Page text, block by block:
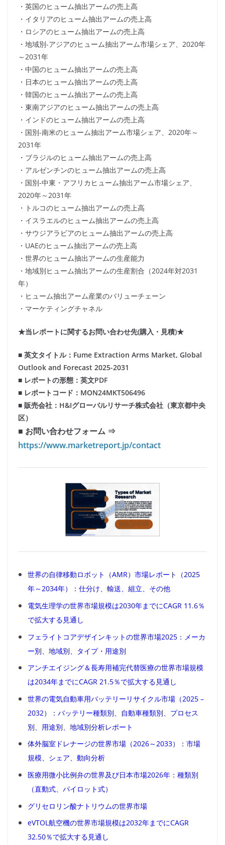
・英国のヒューム抽出アームの売上高
・イタリアのヒューム抽出アームの売上高
・ロシアのヒューム抽出アームの売上高
・地域別-アジアのヒューム抽出アーム市場シェア、2020年
～2031年
・中国のヒューム抽出アームの売上高
・日本のヒューム抽出アームの売上高
・韓国のヒューム抽出アームの売上高
・東南アジアのヒューム抽出アームの売上高
・インドのヒューム抽出アームの売上高
・国別-南米のヒューム抽出アーム市場シェア、2020年～
2031年
・ブラジルのヒューム抽出アームの売上高
・アルゼンチンのヒューム抽出アームの売上高
・国別-中東・アフリカヒューム抽出アーム市場シェア、
2020年～2031年
・トルコのヒューム抽出アームの売上高
・イスラエルのヒューム抽出アームの売上高
・サウジアラビアのヒューム抽出アームの売上高
・UAEのヒューム抽出アームの売上高
・世界のヒューム抽出アームの生産能力
・地域別ヒューム抽出アームの生産割合（2024年対2031
年）
・ヒューム抽出アーム産業のバリューチェーン
・マーケティングチャネル
★当レポートに関するお問い合わせ先(購入・見積)★
■ 英文タイトル：Fume Extraction Arms Market, Global
Outlook and Forecast 2025-2031
■ レポートの形態：英文PDF
■ レポートコード：MON24MKT506496
■ 販売会社：H&Iグローバルリサーチ株式会社（東京都中央
区）
■ お問い合わせフォーム ⇒
https://www.marketreport.jp/contact
世界の自律移動ロボット（AMR）市場レポート（2025
年～2034年）：仕分け、輸送、組立、その他
電気生理学の世界市場規模は2030年までにCAGR 11.6％
で拡大する見通し
フェライトコアデザインキットの世界市場2025：メーカ
ー別、地域別、タイプ・用途別
アンチエイジング＆長寿用補完代替医療の世界市場規模
は2034年までにCAGR 21.5％で拡大する見通し
世界の電気自動車用バッテリーリサイクル市場（2025 –
2032）：バッテリー種類別、自動車種類別、プロセス
別、用途別、地域別分析レポート
体外脳室ドレナージの世界市場（2026～2033）：市場
規模、シェア、動向分析
医療用微小比例弁の世界及び日本市場2026年：種類別
（直動式、パイロット式）
グリセロリン酸ナトリウムの世界市場
eVTOL航空機の世界市場規模は2032年までにCAGR
32.50％で拡大する見通し